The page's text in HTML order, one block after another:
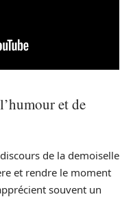
et de
de la demoiselle
et rendre le moment
souvent un